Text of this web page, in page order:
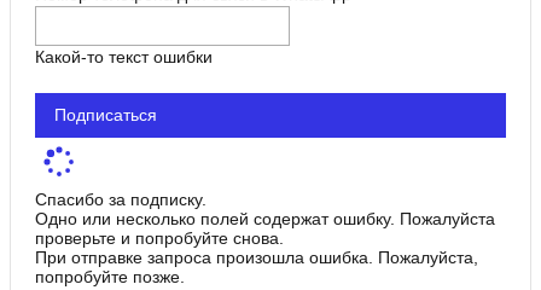
Какой-то текст ошибки
Подписаться
Спасибо за подписку.
Одно или несколько полей содержат ошибку. Пожалуйста
проверьте и попробуйте снова.
При отправке запроса произошла ошибка. Пожалуйста,
попробуйте позже.